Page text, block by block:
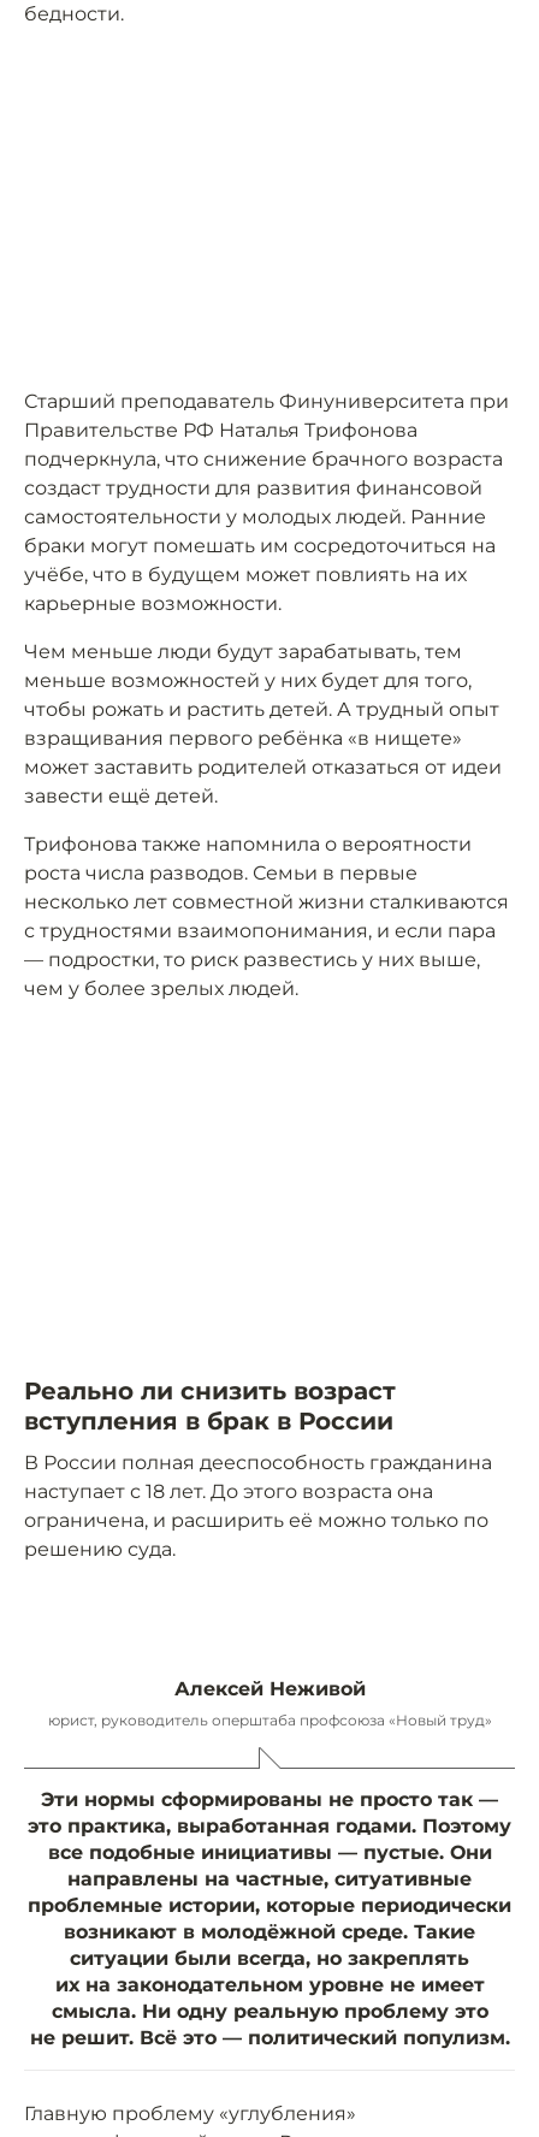
бедности.
Старший преподаватель Финуниверситета при
Правительстве РФ Наталья Трифонова
подчеркнула, что снижение брачного возраста
создаст трудности для развития финансовой
самостоятельности у молодых людей. Ранние
браки могут помешать им сосредоточиться на
учёбе, что в будущем может повлиять на их
карьерные возможности.
Чем меньше люди будут зарабатывать, тем
меньше возможностей у них будет для того,
чтобы рожать и растить детей. А трудный опыт
взращивания первого ребёнка «в нищете»
может заставить родителей отказаться от идеи
завести ещё детей.
Трифонова также напомнила о вероятности
роста числа разводов. Семьи в первые
несколько лет совместной жизни сталкиваются
с трудностями взаимопонимания, и если пара
— подростки, то риск развестись у них выше,
чем у более зрелых людей.
Реально ли снизить возраст
вступления в брак в России
В России полная дееспособность гражданина
наступает с 18 лет. До этого возраста она
ограничена, и расширить её можно только по
решению суда.
Алексей Неживой
юрист, руководитель оперштаба профсоюза «Новый труд»
Эти нормы сформированы не просто так —
это практика, выработанная годами. Поэтому
все подобные инициативы — пустые. Они
направлены на частные, ситуативные
проблемные истории, которые периодически
возникают в молодёжной среде. Такие
ситуации были всегда, но закреплять
их на законодательном уровне не имеет
смысла. Ни одну реальную проблему это
не решит. Всё это — политический популизм.
Главную проблему «углубления»